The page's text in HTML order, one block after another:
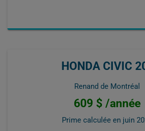
HONDA CIVIC
Renand de Montréal
609 $ /année
Prime calculée en juin